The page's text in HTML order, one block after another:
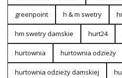
greenpoint h & m swetry
hm swetry damskie hurt24
hurtownia hurtownia odzieży
hurtownia odzieży damskiej